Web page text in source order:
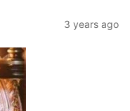
3 years ago